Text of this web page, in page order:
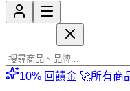
10% 回饋金 🚀所有商